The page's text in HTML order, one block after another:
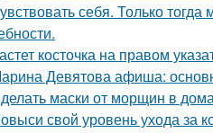
себя. Только
косточка на правом
Девятова афиша:
маски от морщин в
свой уровень ухода за